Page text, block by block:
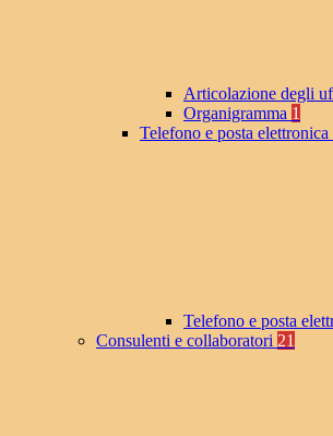
Articolazione degli
Organigramma 1
Telefono e posta elettronica
Telefono e posta
Consulenti e collaboratori 21